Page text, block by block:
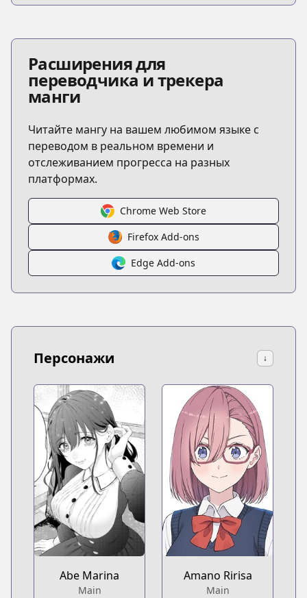
Расширения для
переводчика и трекера
манги
Читайте мангу на вашем любимом языке с
переводом в реальном времени и
отслеживанием прогресса на разных
платформах.
Chrome Web Store
Firefox Add-ons
Edge Add-ons
Персонажи ↓
Abe Marina
Main
Amano Ririsa
Main